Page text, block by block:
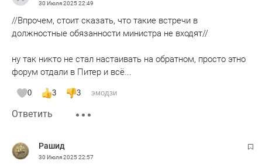
30 Июля 202522:49
//Впрочем, стоит сказать, что такие встречи в
должностные обязанности министра не входят//
ну так никто не стал настаивать на обратном, просто этно
форум отдали в Питер и всё...
0 3 3 эмодзи
Ответить
Рашид
30 Июля 202522:57